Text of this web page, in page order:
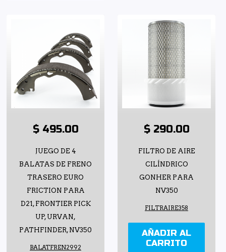
$ 495.00
JUEGO DE 4
BALATAS DE FRENO
TRASERO EURO
FRICTION PARA
D21, FRONTIER PICK
UP, URVAN,
PATHFINDER, NV350
BALATFREN2992
$ 290.00
FILTRO DE AIRE
CILÍNDRICO
GONHER PARA
NV350
FILTRAIRE358
AÑADIR AL
CARRITO